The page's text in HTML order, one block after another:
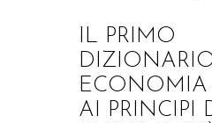
IL PRIMO
ECONOMIA
AI PRINCIPI